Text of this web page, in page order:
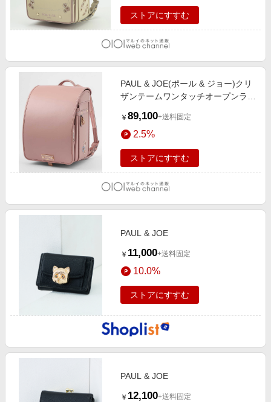
ストアにすすむ
PAUL & JOE(ポール & ジョー)クリ
ザンテームワンタッチオープンラン
￥ 89,100+送料固定
2.5%
ストアにすすむ
PAUL & JOE
￥ 11,000+送料固定
10.0%
ストアにすすむ
PAUL & JOE
￥ 12,100+送料固定